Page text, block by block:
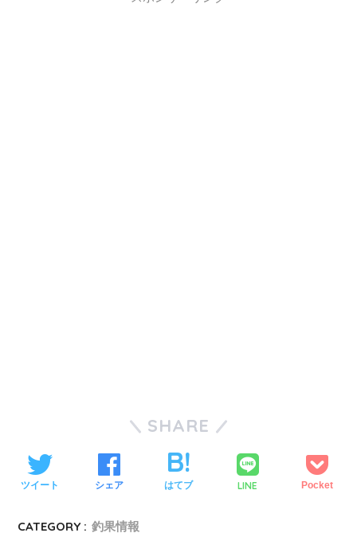
SHARE
ツイート シェア はてブ LINE Pocket
CATEGORY : 釣果情報